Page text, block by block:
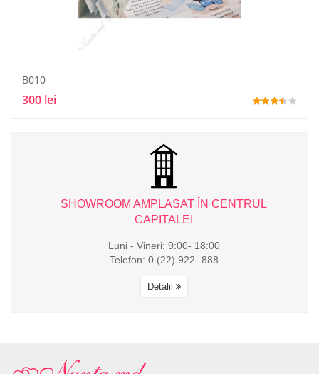
B010
300 lei
SHOWROOM AMPLASAT ÎN CENTRUL
CAPITALEI
Luni - Vineri: 9:00- 18:00
Telefon: 0 (22) 922- 888
Detalii